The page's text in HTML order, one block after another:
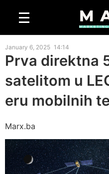
January 6, 2025 14:14
Prva direktna
satelitom u
eru mobilnih
Marx.ba